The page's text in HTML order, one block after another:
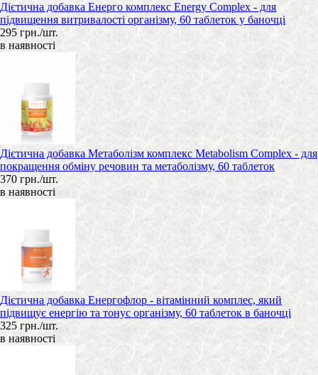
Дієтична добавка Енерго комплекс Energy Complex - для
підвищення витривалості організму, 60 таблеток у баночці
295 грн./шт.
в наявності
Дієтична добавка Метаболізм комплекс Metabolism Complex - для
покращення обміну речовин та метаболізму, 60 таблеток
370 грн./шт.
в наявності
Дієтична добавка Енергофлор - вітамінний комплес, який
підвищує енергію та тонус організму, 60 таблеток в баночці
325 грн./шт.
в наявності